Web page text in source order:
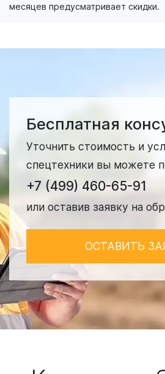
месяцев предусматривает скидки.
Бесплатная
Уточнить стоимость и
спецтехники вы можете
+7 (499) 460-65-91
или оставив заявку на
ОСТАВИТЬ